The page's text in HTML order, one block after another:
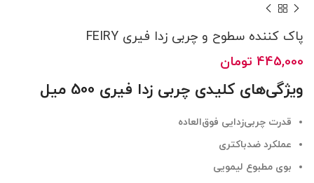
پاک کننده سطوح و چربی زدا فیری FEIRY
445,000 تومان
ویژگی‌های کلیدی چربی زدا فیری 500 میل
قدرت چربی‌زدایی فوق‌العاده
عملکرد ضدباکتری
بوی مطبوع لیمویی